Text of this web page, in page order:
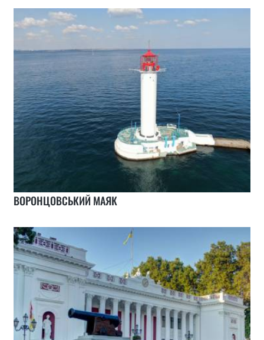
ВОРОНЦОВСЬКИЙ МАЯК